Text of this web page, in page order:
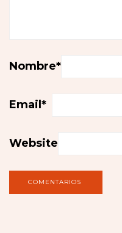
Nombre*
Email *
Website